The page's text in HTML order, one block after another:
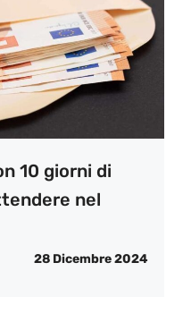
10 giorni di
nel
28 Dicembre 2024